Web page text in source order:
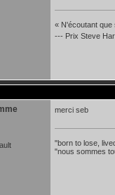
« N'écoutant que
--- Prix Steve
merci seb
"born to lose,
"nous sommes